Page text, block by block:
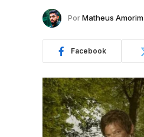
PorMatheus Amorim
Facebook